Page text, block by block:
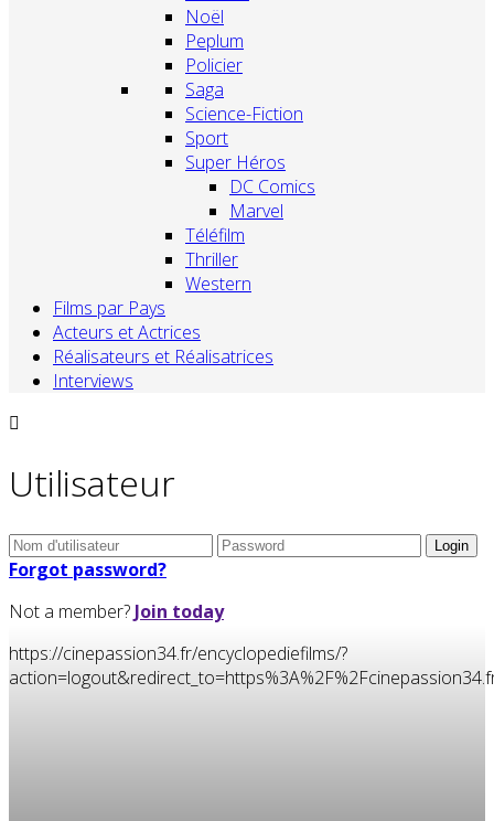
Noël
Peplum
Policier
Saga
Science-Fiction
Sport
Super Héros
DC Comics
Marvel
Téléfilm
Thriller
Western
Films par Pays
Acteurs et Actrices
Réalisateurs et Réalisatrices
Interviews
Utilisateur
Forgot password?
Not a member? Join today
https://cinepassion34.fr/encyclopediefilms/?